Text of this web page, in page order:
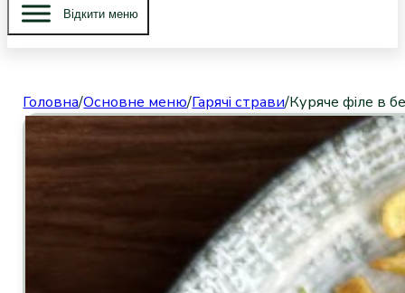
Вiдкити меню
Головна/Основне меню/Гарячі страви/Куряче філе в